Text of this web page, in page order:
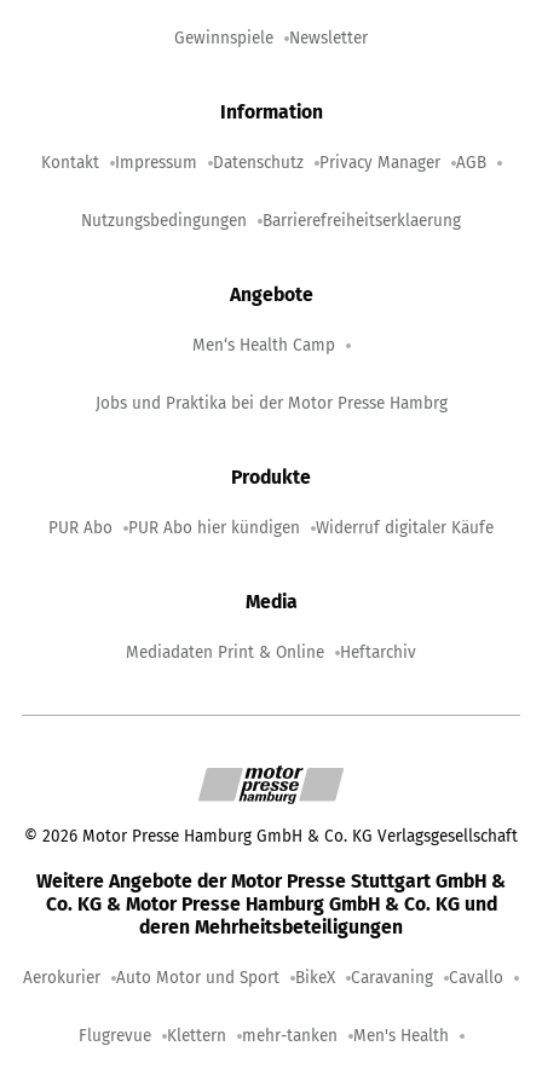
Gewinnspiele Newsletter
Information
Kontakt Impressum Datenschutz Privacy Manager AGB
Nutzungsbedingungen Barrierefreiheitserklaerung
Angebote
Men‘s Health Camp
Jobs und Praktika bei der Motor Presse Hambrg
Produkte
PUR Abo PUR Abo hier kündigen Widerruf digitaler Käufe
Media
Mediadaten Print & Online Heftarchiv
© 2026 Motor Presse Hamburg GmbH & Co. KG Verlagsgesellschaft
Weitere Angebote der Motor Presse Stuttgart GmbH &
Co. KG & Motor Presse Hamburg GmbH & Co. KG und
deren Mehrheitsbeteiligungen
Aerokurier Auto Motor und Sport BikeX Caravaning Cavallo
Flugrevue Klettern mehr-tanken Men's Health